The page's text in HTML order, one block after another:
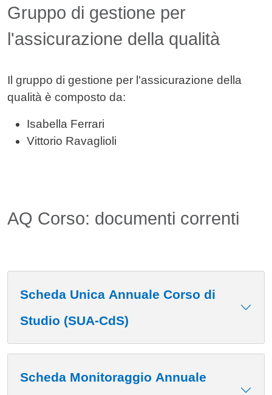
Contenuto
Gruppo di gestione per
l'assicurazione della qualità
Il gruppo di gestione per l'assicurazione della
qualità è composto da:
Isabella Ferrari
Vittorio Ravaglioli
AQ Corso: documenti correnti
Scheda Unica Annuale Corso di
Studio (SUA-CdS)
Scheda Monitoraggio Annuale